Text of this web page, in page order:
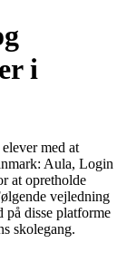
i
med at
Aula, Login
at opretholde
vejledning
disse platforme
skolegang.